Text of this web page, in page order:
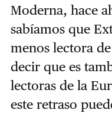
Moderna, hace
sabíamos que
menos lectora
decir que es
lectoras de la
este retraso